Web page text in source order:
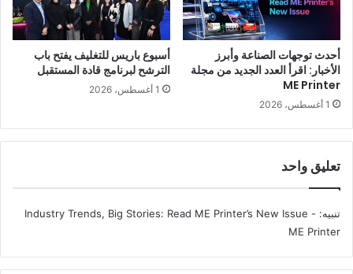
ويقول توان تران، رئيس منظمة التكنولوجيا والابتكار فيHP
: «نحن
نعمل على تحويل تجربة الطباعة من خلال HP Print AI، وجعلها أكثر
سهولة وبديهية. إن إدخال حلول الذكاء الاصطناعي عبر محفظة
منتجاتنا سيسهم في تبسيط الطباعة، وتحفيز الإبداع، وتسريع
التعاون، مع ضمان حماية بيانات العملاء والحفاظ على خصوصيتها».
أحدث توجهات الصناعة وأبرز
الأخبار: اقرأ العدد الجديد من مجلة
ME Printer
1 أغسطس، 2026
أسبوع باريس للتغليف يفتح باب
الترشح لبرنامج قادة المستقبل
1 أغسطس، 2026
تعليق واحد
تنبيه: Industry Trends, Big Stories: Read ME Printer’s New Issue -
ME Printer